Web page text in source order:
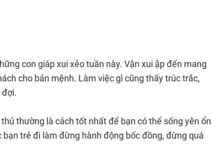
con giáp xui xẻo tuần này. Vận xui ập đến mang
cho bản mệnh. Làm việc gì cũng thấy trúc trắc,
đợi.
thường là cách tốt nhất để bạn có thể sống yên ổn
trẻ đi làm đừng hành động bốc đồng, đừng quá